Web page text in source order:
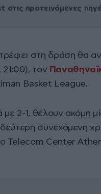
στις προτεινόμενες
στη δράση θα
21:00), τον
Basket League.
2-1, θέλουν ακόμη
συνεχόμενη
Telecom Center